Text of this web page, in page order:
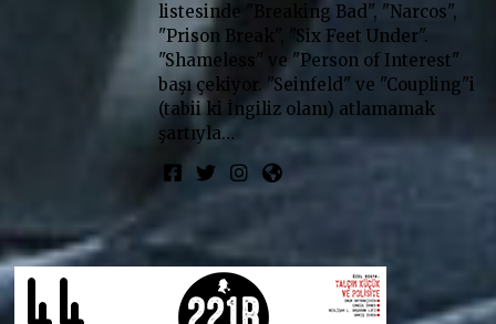
listesinde "Breaking Bad", "Narcos",
"Prison Break", "Six Feet Under".
"Shameless" ve "Person of Interest"
başı çekiyor. "Seinfeld" ve "Coupling"i
(tabii ki İngiliz olanı) atlamamak
şartıyla…